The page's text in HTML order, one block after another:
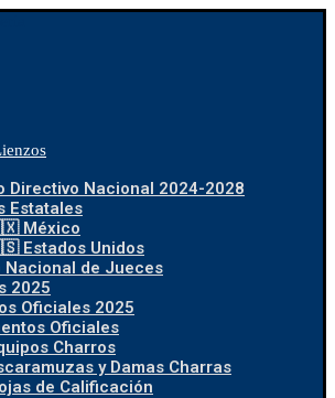
Directivo Nacional 2024-2028
Estatales
México
Estados Unidos
Nacional de Jueces
2025
Oficiales 2025
Oficiales
Charros
y Damas Charras
de Calificación